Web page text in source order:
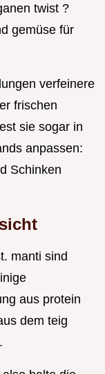
twist ?
gemüse für
verfeinere
frischen
sie sogar in
anpassen:
Schinken
manti sind
aus protein
dem teig